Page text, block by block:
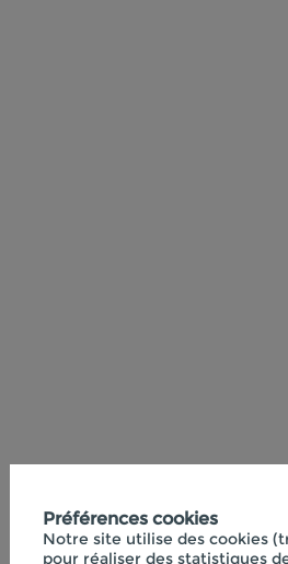
Préférences cookies
Notre site utilise des cookies
pour réaliser des statistiques